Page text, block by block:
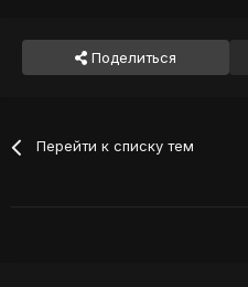
Поделиться
Перейти к списку тем